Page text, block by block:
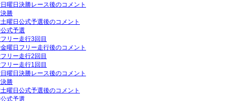
曜日決勝レース後のコメント
勝
曜日公式予選後のコメント
式予選
リー走行3回目
曜日フリー走行後のコメント
リー走行2回目
リー走行1回目
曜日決勝レース後のコメント
勝
曜日公式予選後のコメント
式予選